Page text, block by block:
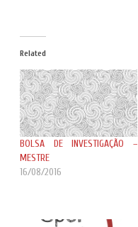
Related
BOLSA DE INVESTIGAÇÃO –
MESTRE
16/08/2016